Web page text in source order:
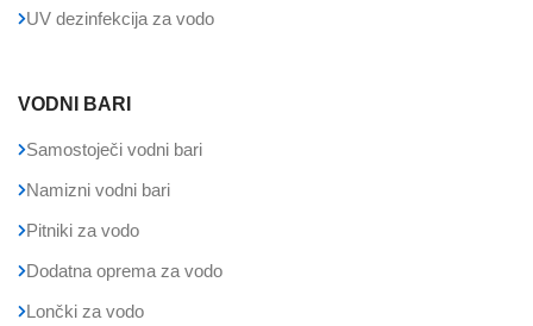
UV dezinfekcija za vodo
VODNI BARI
Samostoječi vodni bari
Namizni vodni bari
Pitniki za vodo
Dodatna oprema za vodo
Lončki za vodo